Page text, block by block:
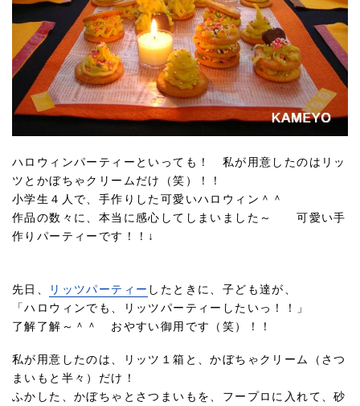
ハロウィンパーティーといっても！ 私が用意したのはリッ
ツとかぼちゃクリームだけ（笑）！！
小学生４人で、手作りした可愛いハロウィン＾＾
作品の数々に、本当に感心してしまいました～ 可愛い手
作りパーティーです！！↓
先日、 リッツパーティー したときに、子ども達が、
「ハロウィンでも、リッツパーティーしたいっ！！」
了解了解～＾＾ おやすい御用です（笑）！！
私が用意したのは、リッツ１箱と、かぼちゃクリーム（さつ
まいもと半々）だけ！
ふかした、かぼちゃとさつまいもを、フープロに入れて、砂